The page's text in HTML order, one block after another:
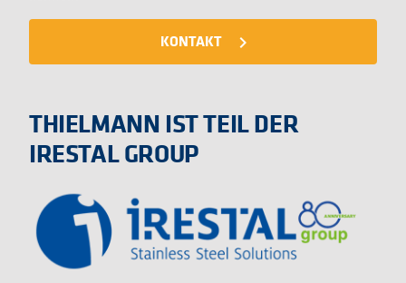
KONTAKT navigate_next
THIELMANN IST TEIL DER
IRESTAL GROUP